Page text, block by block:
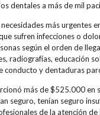
dentales a más de mil
más urgentes
sufren infecciones o
según el orden de
radiografías, educación
conducto y dentaduras
más de $525.000 en
seguro, tenían seguro
de la atención